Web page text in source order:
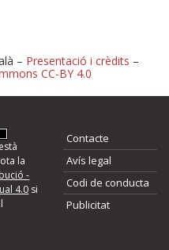
millores o
alguna millora, ompliu els
l'error del qual voleu informar-
– Presentació i crèdits –
CC-BY 4.0
la
-
4.0 si
Contacte
Avís legal
Codi de conducta
Publicitat